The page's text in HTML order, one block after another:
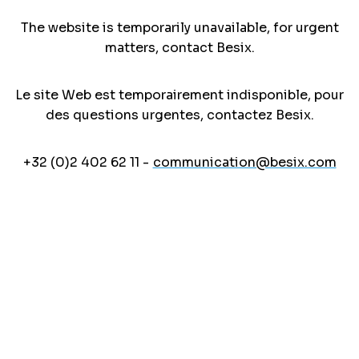
The website is temporarily unavailable, for urgent
matters, contact Besix.
Le site Web est temporairement indisponible, pour
des questions urgentes, contactez Besix.
+32 (0)2 402 62 11 - communication@besix.com